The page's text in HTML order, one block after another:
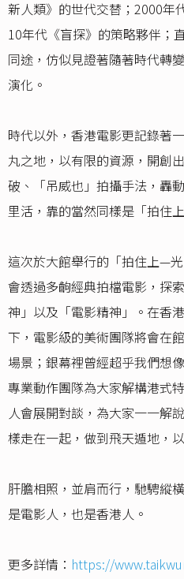
新人類》的世代交替；2000年
10年代《盲探》的策略夥伴；
同途，仿似見證著隨著時代轉
演化。
時代以外，香港電影更記錄著
丸之地，以有限的資源，開創
破、「吊威也」拍攝手法，轟
里活，靠的當然同樣是「拍住
這次於大館舉行的「拍住上—
會透過多齣經典拍檔電影，探
神」以及「電影精神」。在香
下，電影級的美術團隊將會在
場景；銀幕裡曾經超乎我們想
專業動作團隊為大家解構港式
人會展開對談，為大家一一解
樣走在一起，做到飛天遁地，
肝膽相照，並肩而行，馳騁縱
是電影人，也是香港人。
更多詳情： https://